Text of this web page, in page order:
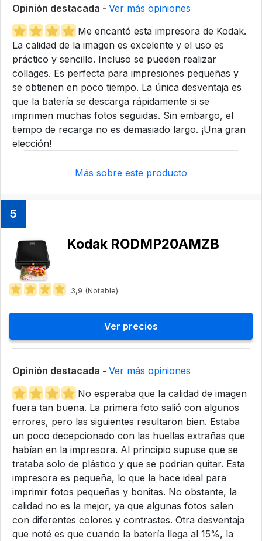
Opinión destacada - Ver más opiniones
Me encantó esta impresora de Kodak.
La calidad de la imagen es excelente y el uso es
práctico y sencillo. Incluso se pueden realizar
collages. Es perfecta para impresiones pequeñas y
se obtienen en poco tiempo. La única desventaja es
que la batería se descarga rápidamente si se
imprimen muchas fotos seguidas. Sin embargo, el
tiempo de recarga no es demasiado largo. ¡Una gran
elección!
Más sobre este producto
5
Kodak RODMP20AMZB
3,9 (Notable)
Ver precios
Opinión destacada - Ver más opiniones
No esperaba que la calidad de imagen
fuera tan buena. La primera foto salió con algunos
errores, pero las siguientes resultaron bien. Estaba
un poco decepcionado con las huellas extrañas que
habían en la impresora. Al principio supuse que se
trataba solo de plástico y que se podrían quitar. Esta
impresora es pequeña, lo que la hace ideal para
imprimir fotos pequeñas y bonitas. No obstante, la
calidad no es la mejor, ya que algunas fotos salen
con diferentes colores y contrastes. Otra desventaja
que noté es que cuando la batería llega al 15%, la